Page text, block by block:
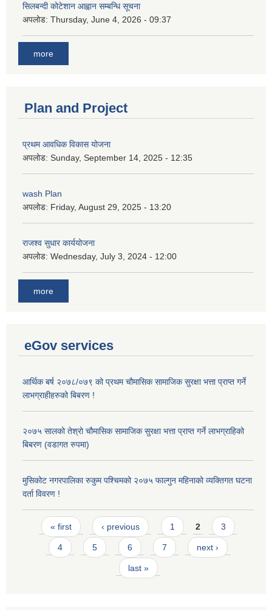
सिलबन्दी कोटेशान आह्वान सम्बन्धि सूचना
अपलोड: Thursday, June 4, 2026 - 09:37
more
Plan and Project
प्रथम आवधिक विकास योजना
अपलोड: Sunday, September 14, 2025 - 12:35
wash Plan
अपलोड: Friday, August 29, 2025 - 13:20
राजश्व सुधार कार्ययोजना
अपलोड: Wednesday, July 3, 2024 - 12:00
more
eGov services
आर्थिक बर्ष २०७८/०७९ को प्रथम चौमासिक सामाजिक सुरक्षा भत्ता प्राप्त गर्ने
लाभग्राहीहरुको बिबरण !
२०७५ सालको तेश्रो चौमासिक सामाजिक सुरक्षा भत्ता प्राप्त गर्ने लाभग्राहिको
बिबरण (वडागत रुपमा)
मुसिकोट नगरपालिका रुकुम पश्चिमको २०७५ फाल्गुन महिनाको व्यक्तिगत घटना
दर्ता विवरण !
Pages
« first ‹ previous 1 2 3
4 5 6 7 next ›
last »